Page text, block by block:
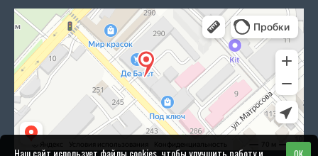
Наш сайт использует файлы cookies, чтобы улучшить работу и